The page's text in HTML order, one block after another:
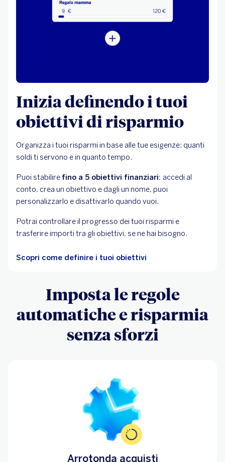
Inizia definendo i tuoi
obiettivi di risparmio
Organizza i tuoi risparmi in base alle tue esigenze: quanti
soldi ti servono e in quanto tempo.
Puoi stabilire fino a 5 obiettivi finanziari: accedi al
conto, crea un obiettivo e dagli un nome, puoi
personalizzarlo e disattivarlo quando vuoi.
Potrai controllare il progresso dei tuoi risparmi e
trasferire importi tra gli obiettivi, se ne hai bisogno.
Scopri come definire i tuoi obiettivi
Imposta le regole
automatiche e risparmia
senza sforzi
Arrotonda acquisti